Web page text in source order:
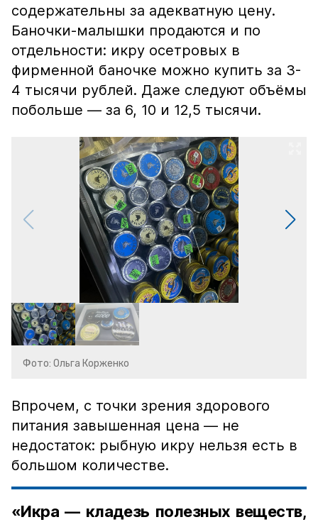
содержательны за адекватную цену.
Баночки-малышки продаются и по
отдельности: икру осетровых в
фирменной баночке можно купить за 3-
4 тысячи рублей. Даже следуют объёмы
побольше — за 6, 10 и 12,5 тысячи.
Фото: Ольга Корженко
Впрочем, с точки зрения здорового
питания завышенная цена — не
недостаток: рыбную икру нельзя есть в
большом количестве.
«Икра — кладезь полезных веществ,